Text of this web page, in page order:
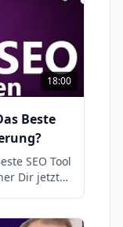
18:00
Beste
SEO Tool